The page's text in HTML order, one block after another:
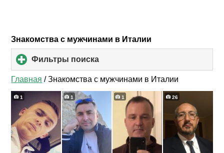
Знакомства с мужчинами в Италии
Фильтры поиска
to
expand
contents
Главная /Знакомства с мужчинами в Италии
1 1 1 26